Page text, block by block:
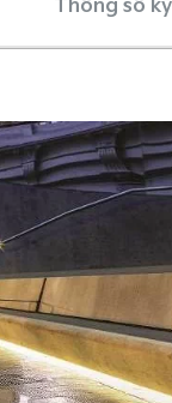
Thông số